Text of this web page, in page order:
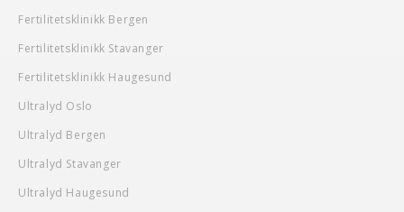
Fertilitetsklinikk Bergen
Fertilitetsklinikk Stavanger
Fertilitetsklinikk Haugesund
Ultralyd Oslo
Ultralyd Bergen
Ultralyd Stavanger
Ultralyd Haugesund